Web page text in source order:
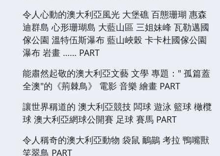
令人心動的澳大利亞風光 大堡礁 百態珊瑚 惠森
迪群島 心形珊瑚島 大藍山區 三姐妹峰 瓦勒邁國
傢公園 溫特伍斯瀑布 藍山峽榖 卡卡杜國傢公園
瀑布 岩畫 …… PART
能肅然起敬的澳大利亞文藝 文學 專題：" 孤篇蓋
全澳"的《荊棘鳥》 電影 音樂 繪畫 PART
讓世界稱道的 澳大利亞競技 闆球 遊泳 籃球 橄欖
球 澳大利亞網球公開賽 足球 賽馬 PART
令人稱奇的澳大利亞動物 袋鼠 鴯鶓 考拉 鴨嘴獸
笑翠鳥 PART